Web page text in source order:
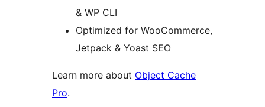
& WP CLI
Optimized for WooCommerce,
Jetpack & Yoast SEO
Learn more about Object Cache
Pro.